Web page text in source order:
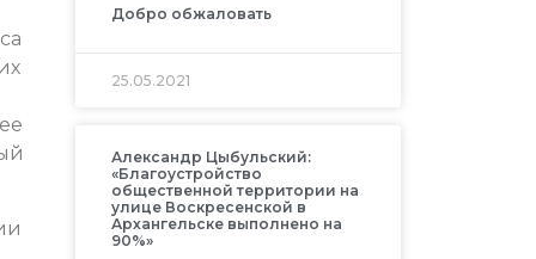
Добро обжаловать
25.05.2021
Александр Цыбульский:
«Благоустройство
общественной территории на
улице Воскресенской в
Архангельске выполнено на
90%»